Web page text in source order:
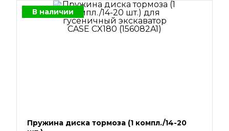
В наличии
Пружина диска тормоза (1 компл./14-20